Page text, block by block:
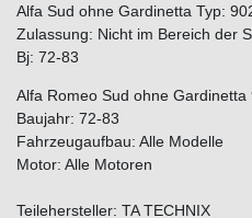
Alfa Sud ohne Gardinetta Typ:
Zulassung: Nicht im Bereich der
Bj: 72-83
Alfa Romeo Sud ohne Gardinetta
Baujahr: 72-83
Fahrzeugaufbau: Alle Modelle
Motor: Alle Motoren
Teilehersteller: TA TECHNIX